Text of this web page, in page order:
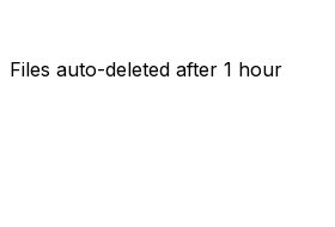
Files auto-deleted after 1 hour